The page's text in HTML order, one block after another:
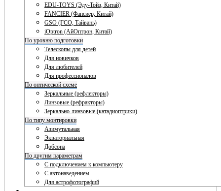
EDU-TOYS (Эду-Тойз, Китай)
FANCIER (Фансиер, Китай)
GSO (ГСО, Тайвань)
iOptron (АйОптрон, Китай)
По уровню подготовки
Телескопы для детей
Для новичков
Для любителей
Для профессионалов
По оптической схеме
Зеркальные (рефлекторы)
Линзовые (рефракторы)
Зеркально-линзовые (катадиоптрики)
По типу монтировки
Азимутальная
Экваториальная
Добсона
По другим параметрам
С подключением к компьютеру
С автонаведением
Для астрофотографий